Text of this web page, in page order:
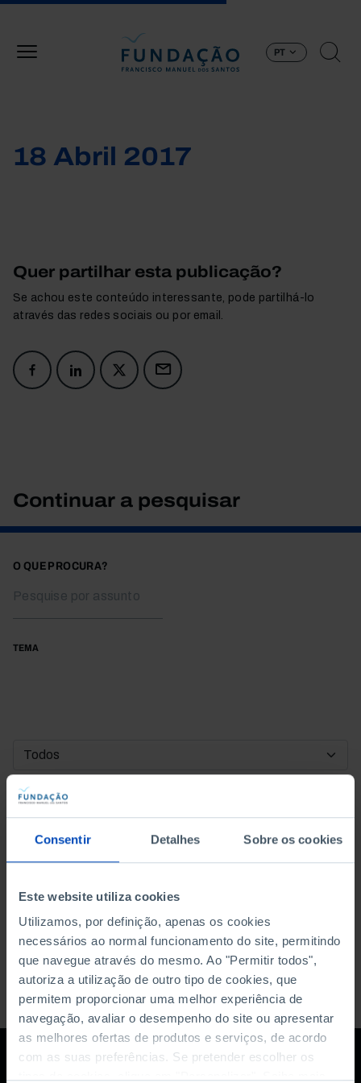
Consentir Detalhes Sobre os cookies
Este website utiliza cookies
Utilizamos, por definição, apenas os cookies
necessários ao normal funcionamento do site, permitindo
que navegue através do mesmo. Ao "Permitir todos",
autoriza a utilização de outro tipo de cookies, que
permitem proporcionar uma melhor experiência de
navegação, avaliar o desempenho do site ou apresentar
as melhores ofertas de produtos e serviços, de acordo
com as suas preferências. Se pretender escolher os
PT
18 Abril 2017
Quer partilhar esta publicação?
Se achou este conteúdo interessante, pode partilhá-lo
através das redes sociais ou por email.
Continuar a pesquisar
O QUE PROCURA?
TEMA
DATA DE INÍCIO
DATA DE FIM